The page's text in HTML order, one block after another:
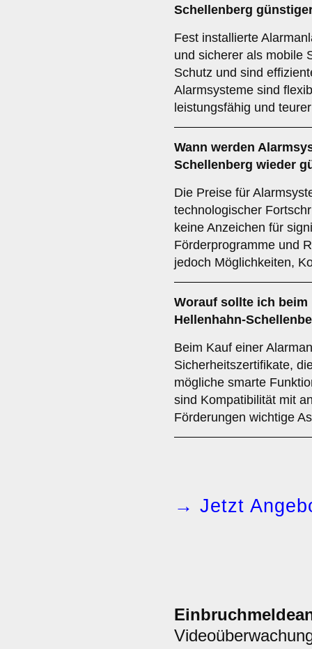
Schellenberg
Fest installierte
und sicherer als mobile
Schutz und sind
Alarmsysteme sind
leistungsfähig und
Wann werden
Schellenberg wieder
Die Preise für
technologischer
keine Anzeichen für
Förderprogramme und
jedoch Möglichkeiten,
Worauf sollte ich beim
Hellenhahn-
Beim Kauf einer
Sicherheitszertifikate,
mögliche smarte
sind Kompatibilität mit
Förderungen wichtige
→ Jetzt